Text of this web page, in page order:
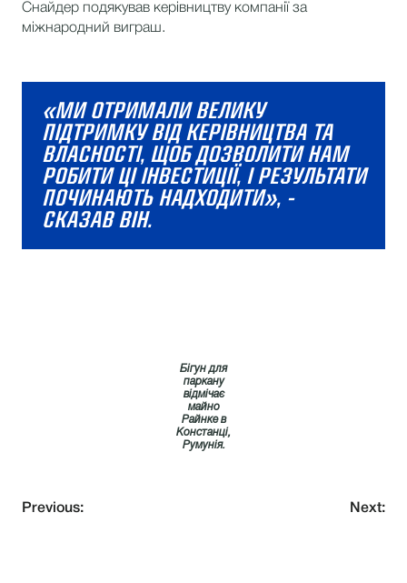
Снайдер подякував керівництву компанії за
міжнародний виграш.
«МИ ОТРИМАЛИ ВЕЛИКУ
ПІДТРИМКУ ВІД КЕРІВНИЦТВА ТА
ВЛАСНОСТІ, ЩОБ ДОЗВОЛИТИ НАМ
РОБИТИ ЦІ ІНВЕСТИЦІЇ, І РЕЗУЛЬТАТИ
ПОЧИНАЮТЬ НАДХОДИТИ», -
СКАЗАВ ВІН.
Бігун для
паркану
відмічає
майно
Райнке в
Констанці,
Румунія.
Previous: Next: